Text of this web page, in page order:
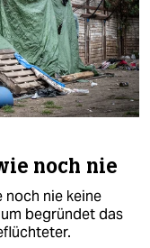
noch nie
noch nie keine
begründet das